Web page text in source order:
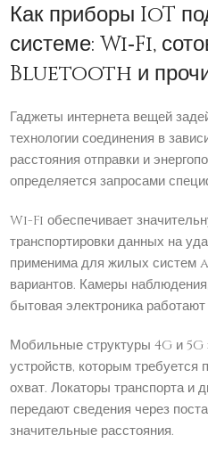
Как приборы IoT
системе: Wi‑Fi,
Bluetooth и
Гаджеты интернета вещей
технологии соединения в
расстояния отправки и
определяется запросами
Wi-Fi обеспечивает
транспортировки данных на
применима для жилых
вариантов. Камеры
бытовая электроника
Мобильные структуры 4G и 5G
устройств, которым требуется
охват. Локаторы транспорта и
передают сведения через
значительные расстояния.